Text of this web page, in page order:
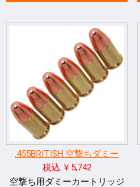
.455BRITISH 空撃ちダミー
税込:￥5,742
空撃ち用ダミーカートリッジ